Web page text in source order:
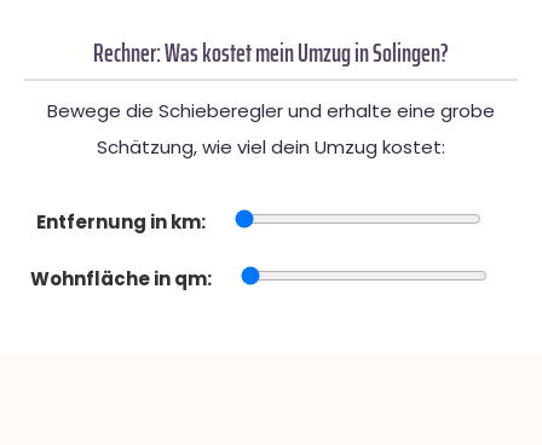
Rechner: Was kostet mein Umzug in Solingen?
Bewege die Schieberegler und erhalte eine grobe
Schätzung, wie viel dein Umzug kostet:
Entfernung in km:
Wohnfläche in qm: